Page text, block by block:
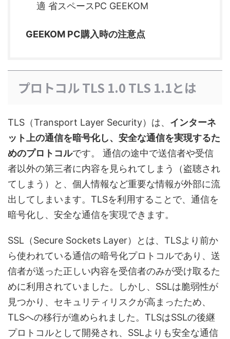
適 省スペースPC GEEKOM
GEEKOM PC購入時の注意点
プロトコル TLS 1.0 TLS 1.1とは
TLS（Transport Layer Security）は、 インターネ
ット上の通信を暗号化し、安全な通信を実現するた
めのプロトコルです。 通信の途中で送信者や受信
者以外の第三者に内容を見られてしまう（盗聴され
てしまう）と、個人情報など重要な情報が外部に流
出してしまいます。TLSを利用することで、通信を
暗号化し、安全な通信を実現できます。
SSL（Secure Sockets Layer）とは、TLSより前か
ら使われている通信の暗号化プロトコルであり、送
信者が送った正しい内容を受信者のみが受け取るた
めに利用されていました。しかし、SSLは脆弱性が
見つかり、セキュリティリスクが高まったため、
TLSへの移行が進められました。TLSはSSLの後継
プロトコルとして開発され、SSLよりも安全な通信